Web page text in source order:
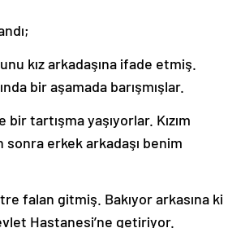
kız arkadaşına ifade etmiş.
bir aşamada barışmışlar.
tartışma yaşıyorlar. Kızım
sonra erkek arkadaşı benim
falan gitmiş. Bakıyor arkasına ki
Hastanesi’ne getiriyor.